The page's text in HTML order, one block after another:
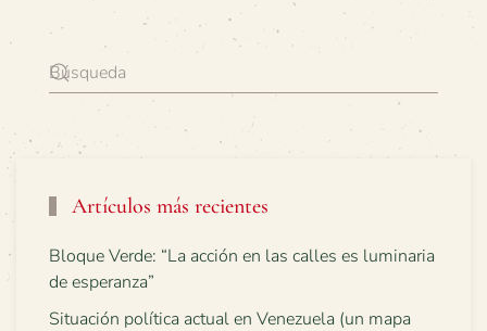
Artículos más recientes
Bloque Verde: “La acción en las calles es luminaria
de esperanza”
Situación política actual en Venezuela (un mapa